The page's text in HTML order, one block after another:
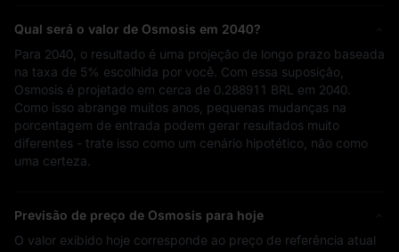
Qual será o valor de Osmosis em 2040?
Para 2040, o resultado é uma projeção de longo prazo baseada
na taxa de 5% escolhida por você. Com essa suposição,
Osmosis é projetado em cerca de 0.288911 BRL
em 2040.
Como isso abrange muitos anos, pequenas mudanças na
porcentagem de entrada podem gerar resultados muito
diferentes - trate isso como um cenário hipotético, não como
uma certeza.
Previsão de preço de Osmosis para hoje
O valor exibido hoje corresponde ao preço de referência atual